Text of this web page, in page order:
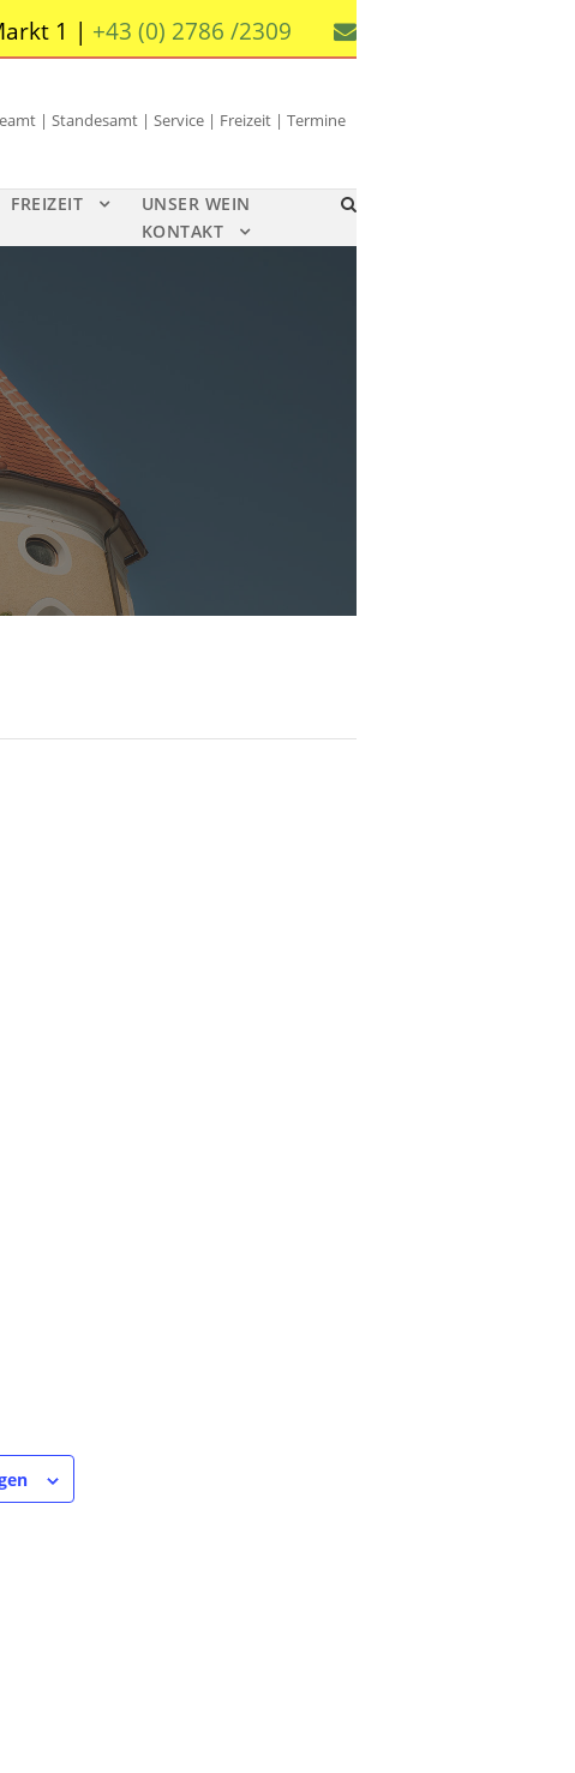
1 | +43 (0) 2786 /2309
| Standesamt | Service | Freizeit | Termine
FREIZEIT
UNSER WEIN
KONTAKT